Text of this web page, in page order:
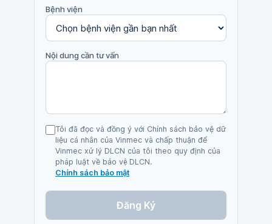
Bệnh viện
Nội dung cần tư vấn
Tôi đã đọc và đồng ý với Chính sách bảo vệ dữ
liệu cá nhân của Vinmec và chấp thuận để
Vinmec xử lý DLCN của tôi theo quy định của
pháp luật về bảo vệ DLCN.
Chính sách bảo mật
Đăng Ký